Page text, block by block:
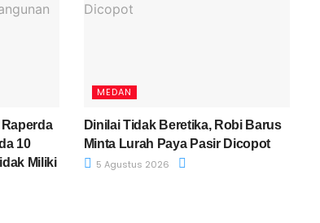
10
Miliki
MEDAN
Dinilai Tidak Beretika, Robi Barus
Minta Lurah Paya Pasir Dicopot
5 Agustus 2026